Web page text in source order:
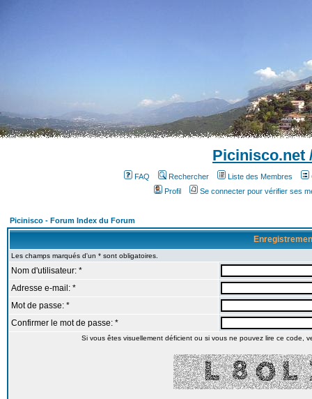
Picinisco.net
FAQ Rechercher Liste des Membres
Profil
Se connecter pour vérifier ses
Picinisco - Forum Index du Forum
Les champs marqués d'un * sont obligatoires.
Nom d'utilisateur: *
Adresse e-mail: *
Mot de passe: *
Confirmer le mot de passe: *
Si vous êtes visuellement déficient ou si vous ne pouvez lire ce code,